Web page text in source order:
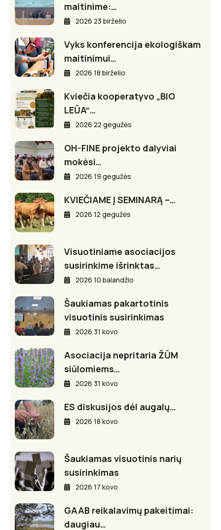
maitinime:…
2026 23 birželio
Vyks konferencija ekologiškam
maitinimui…
2026 18 birželio
Kviečia kooperatyvo „BIO
LEŪA“…
2026 22 gegužės
OH-FINE projekto dalyviai
mokėsi…
2026 19 gegužės
KVIEČIAME Į SEMINARĄ –…
2026 12 gegužės
Visuotiniame asociacijos
susirinkime išrinktas…
2026 10 balandžio
Šaukiamas pakartotinis
visuotinis susirinkimas
2026 31 kovo
Asociacija nepritaria ŽŪM
siūlomiems…
2026 31 kovo
ES diskusijos dėl augalų…
2026 18 kovo
Šaukiamas visuotinis narių
susirinkimas
2026 17 kovo
GAAB reikalavimų pakeitimai:
daugiau…